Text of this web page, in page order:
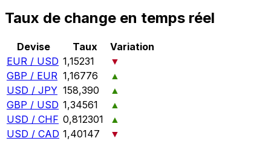
Taux de change en temps réel
Devise Taux
Variation
EUR / USD 1,15231
▼
GBP / EUR 1,16776
▲
USD / JPY 158,390
▲
GBP / USD 1,34561
▲
USD / CHF 0,812301
▲
USD / CAD 1,40147
▼